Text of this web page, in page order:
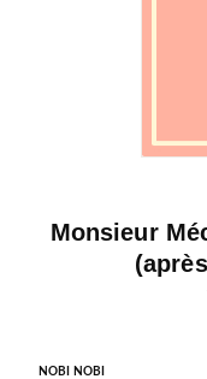
Monsieur
NOBI NOBI